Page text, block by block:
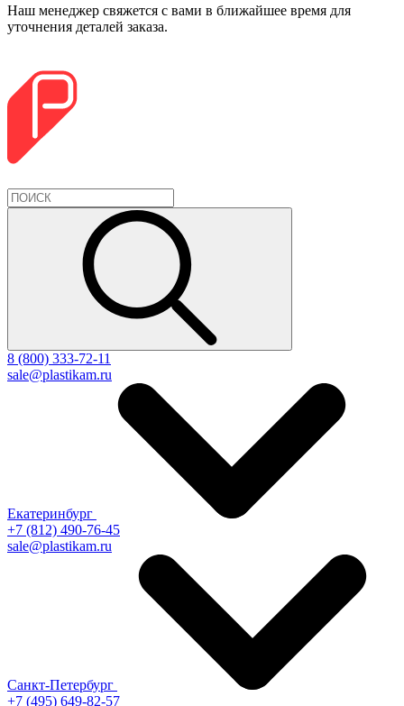
Наш менеджер свяжется с вами в ближайшее время для
уточнения деталей заказа.
8 (800) 333-72-11
sale@plastikam.ru
Екатеринбург
+7 (812) 490-76-45
sale@plastikam.ru
Санкт-Петербург
+7 (495) 649-82-57